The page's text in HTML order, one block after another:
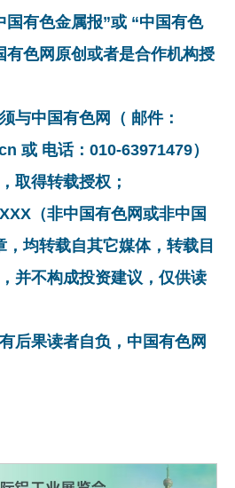
国有色金属报”或 “中国有色
有色网原创或者是合作机构授
与中国有色网（ 邮件：
或 电话：010-63971479）
取得转载授权；
（非中国有色网或非中国
均转载自其它媒体，转载目
并不构成投资建议，仅供读
后果读者自负，中国有色网